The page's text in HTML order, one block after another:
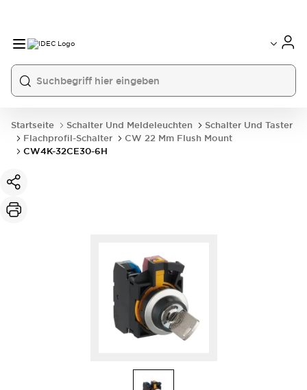
Startseite Schalter Und Meldeleuchten
Schalter Und Taster
Flachprofil-Schalter
CW 22 Mm Flush Mount
CW4K-32CE30-6H